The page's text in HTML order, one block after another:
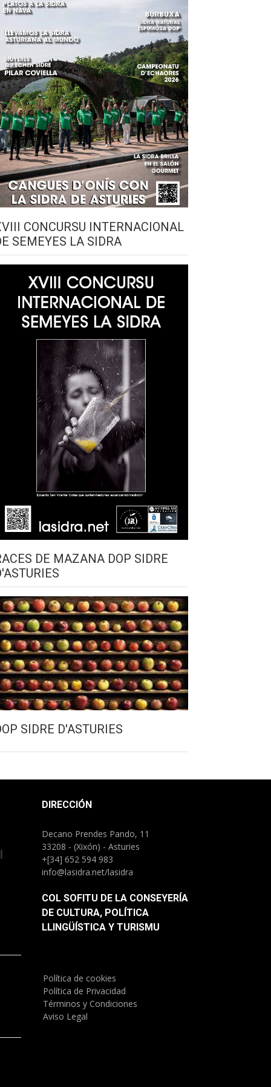
CONCURSU INTERNACIONAL
SEMEYES LA SIDRA
DE MAZANA DOP SIDRE
SIDRE D'ASTURIES
DIRECCIÓN
Decano Prendes Pando, 11
33208 - (Xixón) - Asturies
+[34] 652 594 983
info@lasidra.net/lasidra
COL SOFITU DE LA CONSEYERÍA
DE CULTURA, POLÍTICA
LLINGÜÍSTICA Y TURISMU
Política de cookies
Política de Privacidad
Términos y Condiciones
Aviso Legal